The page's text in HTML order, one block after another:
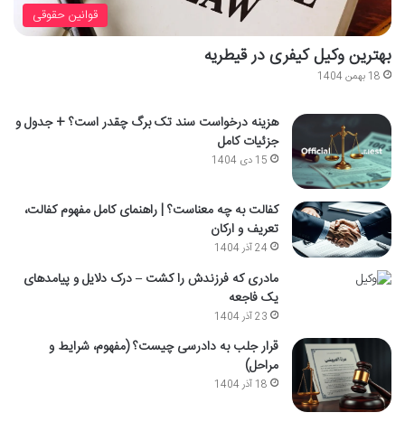
قوانین حقوقی
بهترین وکیل کیفری در قیطریه
18 بهمن 1404
هزینه درخواست سند تک برگ چقدر است؟ + جدول و
جزئیات کامل
15 دی 1404
کفالت به چه معناست؟ | راهنمای کامل مفهوم کفالت،
تعریف و ارکان
24 آذر 1404
مادری که فرزندش را کشت – درک دلایل و پیامدهای
یک فاجعه
23 آذر 1404
قرار جلب به دادرسی چیست؟ (مفهوم، شرایط و
مراحل)
18 آذر 1404